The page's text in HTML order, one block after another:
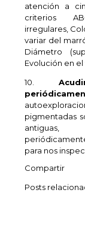
atención a
criterios
irregulares,
variar del
Diámetro
Evolución en el
10.
pigmentadas
antiguas,
para nos
Compartir
Posts